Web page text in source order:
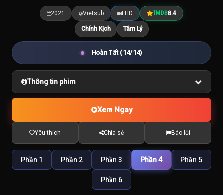
2021 Vietsub FHD TMDB8.4
Chính Kịch Tâm Lý
Hoàn Tất (14/14)
Thông tin phim
Xem Ngay
Yêu thích Chia sẻ Báo lỗi
Phần 1 Phần 2 Phần 3 Phần 4 Phần 5
Phần 6